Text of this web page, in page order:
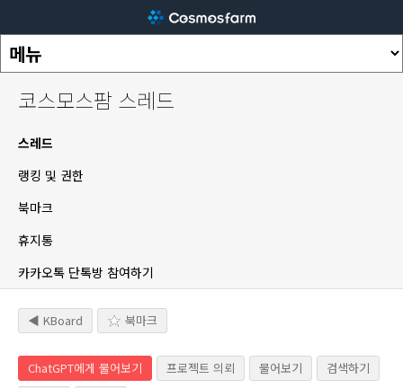
코스모스팜 스레드
스레드
랭킹 및 권한
북마크
휴지통
카카오톡 단톡방 참여하기
◀ KBoard 북마크
ChatGPT에게 물어보기 프로젝트 의뢰 물어보기
검색하기